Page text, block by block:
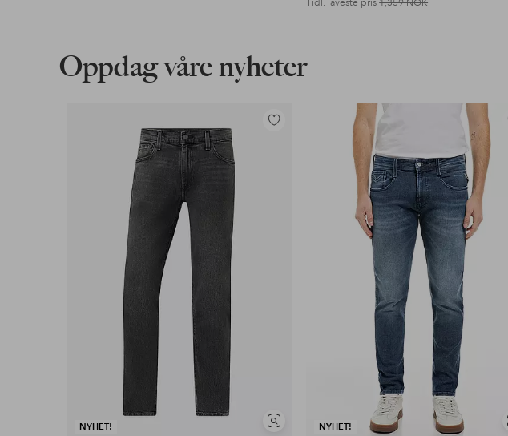
Tidl. laveste pris1,359 NOK
Oppdag våre nyheter
NYHET!
Vis
Legg
NYHET!